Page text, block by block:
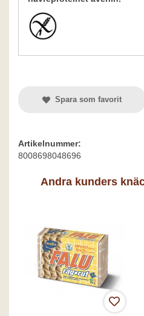
Spara som favorit
Artikelnummer:
8008698048696
Andra kunders